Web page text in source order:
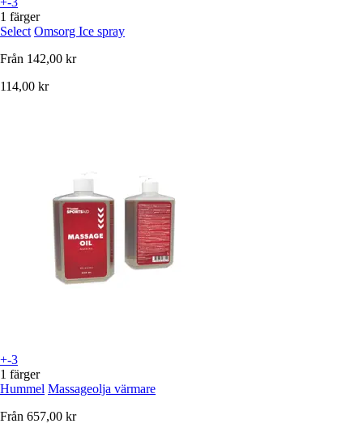
1 färger
Select Omsorg Ice spray
Från 142,00 kr
114,00 kr
+-3
1 färger
Hummel Massageolja värmare
Från 657,00 kr